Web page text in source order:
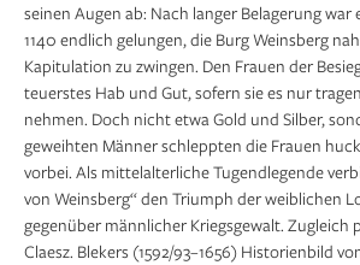
seinen Augen ab: Nach langer Belagerung war
1140 endlich gelungen, die Burg Weinsberg
Kapitulation zu zwingen. Den Frauen der
teuerstes Hab und Gut, sofern sie es nur
nehmen. Doch nicht etwa Gold und Silber,
geweihten Männer schleppten die Frauen
vorbei. Als mittelalterliche Tugendlegende
von Weinsberg“ den Triumph der weiblichen
gegenüber männlicher Kriegsgewalt. Zugleich
Claesz. Blekers (1592/93–1656) Historienbild